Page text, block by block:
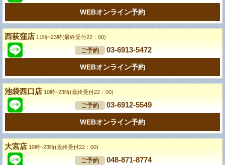
WEBオンライン予約
西荻窪店 11時~23時(最終受付22：00)
ご予約 03-6913-5472
WEBオンライン予約
池袋西口店 10時~23時(最終受付22：00)
ご予約 03-6912-5549
WEBオンライン予約
大宮店 10時~23時(最終受付22：00)
ご予約 048-871-8774